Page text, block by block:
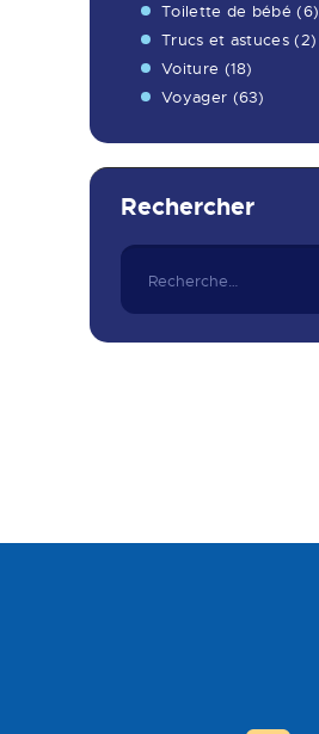
Toilette de bébé (6)
Trucs et astuces(2)
Voiture (18)
Voyager (63)
Rechercher
Rechercher :